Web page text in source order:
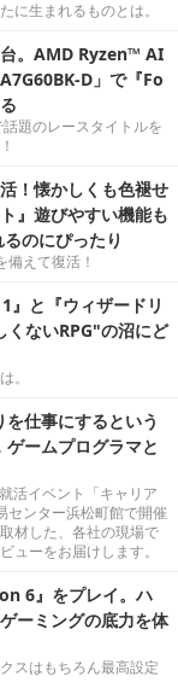
に生まれるものとは。
。AMD Ryzen™ AI
D」で『Fo
題のレースタイトルを
！懐かしくも色褪せ
』遊びやすい機能も
のにぴったり
えて復活！
』と『ウィザードリ
くないRPG"の沼にど
。
を仕事にするという
ームプログラマと
活イベント「キャリア
センター浜松町館で開催
材した、各社の現場で
ューをお届けします。
6』をプレイ。ハ
ーミングの底力を体
スはもちろん最高設定